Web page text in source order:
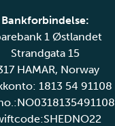
Bankforbindelse:
1 Østlandet
Strandgata 15
HAMAR, Norway
1813 54 91108